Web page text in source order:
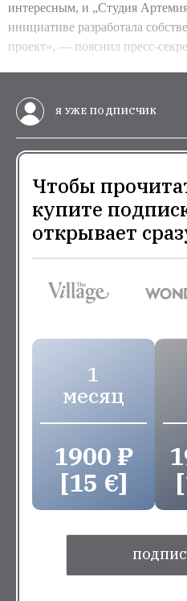
интересным, и „Студия
инициативе разработала
проект», — пояснил пресс-
Я УЖЕ ПОДПИСЧИК
Чтобы
купите
открывает
1
месяц
1900 ₽
[15 €]